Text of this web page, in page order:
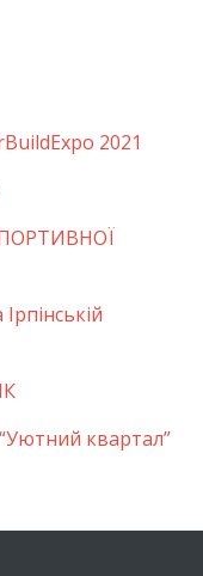
2021
квартал”